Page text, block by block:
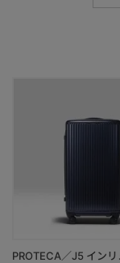
PROTECA／J5 イン